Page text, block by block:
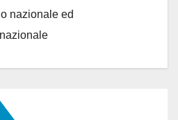
nazionale ed